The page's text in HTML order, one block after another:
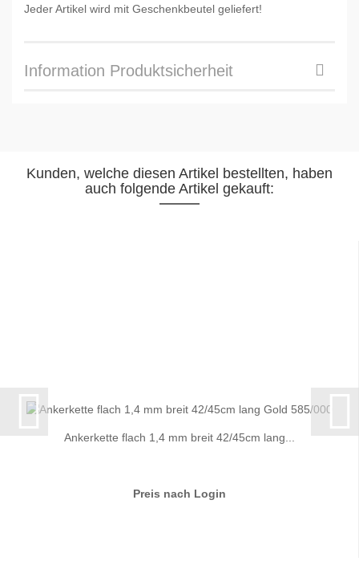
Jeder Artikel wird mit Geschenkbeutel geliefert!
Information Produktsicherheit
Kunden, welche diesen Artikel bestellten, haben
auch folgende Artikel gekauft:
Ankerkette flach 1,4 mm breit 42/45cm lang...
Preis nach Login